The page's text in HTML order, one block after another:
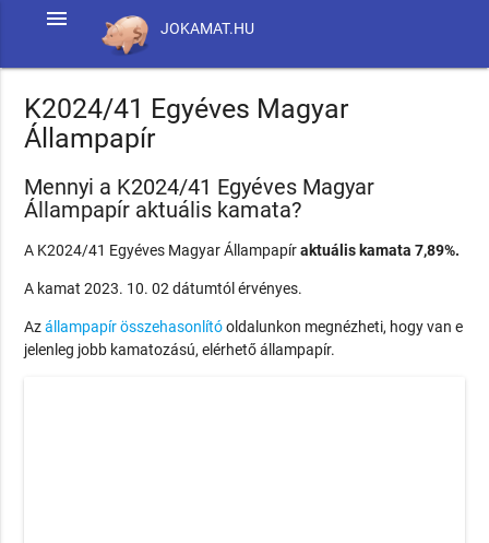
JOKAMAT.HU
menu
K2024/41 Egyéves Magyar
Állampapír
Mennyi a K2024/41 Egyéves Magyar
Állampapír aktuális kamata?
A K2024/41 Egyéves Magyar Állampapíraktuális kamata 7,89%.
A kamat 2023. 10. 02 dátumtól érvényes.
Azállampapír összehasonlítóoldalunkon megnézheti, hogy van e
jelenleg jobb kamatozású, elérhető állampapír.